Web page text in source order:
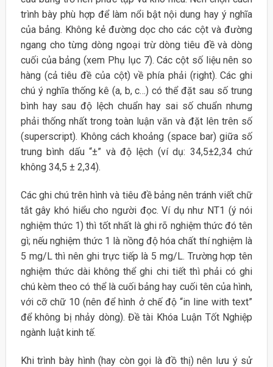
trình bày phù hợp để làm nổi bật nội dung hay ý nghĩa
của bảng. Không kẻ đường dọc cho các cột và đường
ngang cho từng dòng ngoại trừ dòng tiêu đề và dòng
cuối của bảng (xem Phụ lục 7). Các cột số liệu nên so
hàng (cả tiêu đề của cột) về phía phải (right). Các ghi
chú ý nghĩa thống kê (a, b, c…) có thể đặt sau số trung
bình hay sau độ lệch chuẩn hay sai số chuẩn nhưng
phải thống nhất trong toàn luận văn và đặt lên trên số
(superscript). Không cách khoảng (space bar) giữa số
trung bình dấu “±” và độ lệch (ví dụ: 34,5±2,34 chứ
không 34,5 ± 2,34).
Các ghi chú trên hình và tiêu đề bảng nên tránh viết chữ
tắt gây khó hiểu cho người đọc. Ví dụ như NT1 (ý nói
nghiệm thức 1) thì tốt nhất là ghi rõ nghiệm thức đó tên
gì; nếu nghiệm thức 1 là nồng độ hóa chất thí nghiệm là
5 mg/L thì nên ghi trực tiếp là 5 mg/L. Trường hợp tên
nghiệm thức dài không thể ghi chi tiết thì phải có ghi
chú kèm theo có thể là cuối bảng hay cuối tên của hình,
với cỡ chữ 10 (nên để hình ở chế độ “in line with text”
để không bị nhảy dòng). Đề tài Khóa Luận Tốt Nghiệp
ngành luật kinh tế.
Khi trình bày hình (hay còn gọi là đồ thị) nên lưu ý sử